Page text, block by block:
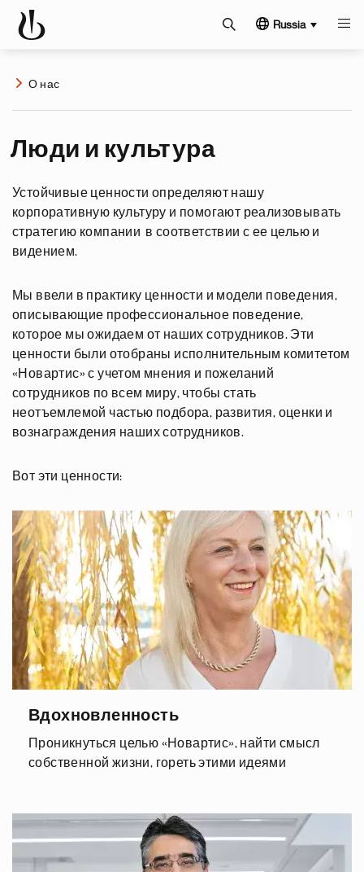
Russia
О нас
Люди и культура
Устойчивые ценности определяют нашу
корпоративную культуру и помогают реализовывать
стратегию компании в соответствии с ее целью и
видением.
Мы ввели в практику ценности и модели поведения,
описывающие профессиональное поведение,
которое мы ожидаем от наших сотрудников. Эти
ценности были отобраны исполнительным комитетом
«Новартис» с учетом мнения и пожеланий
сотрудников по всем миру, чтобы стать
неотъемлемой частью подбора, развития, оценки и
вознаграждения наших сотрудников.
Вот эти ценности:
Вдохновленность
Проникнуться целью «Новартис», найти смысл
собственной жизни, гореть этими идеями